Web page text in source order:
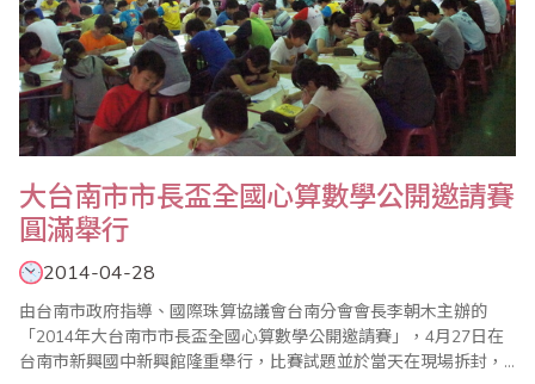
大台南市市長盃全國心算數學公開邀請賽
圓滿舉行
2014-04-28
由台南市政府指導、國際珠算協議會台南分會會長李朝木主辦的
「2014年大台南市市長盃全國心算數學公開邀請賽」，4月27日在
台南市新興國中新興館隆重舉行，比賽試題並於當天在現場拆封，